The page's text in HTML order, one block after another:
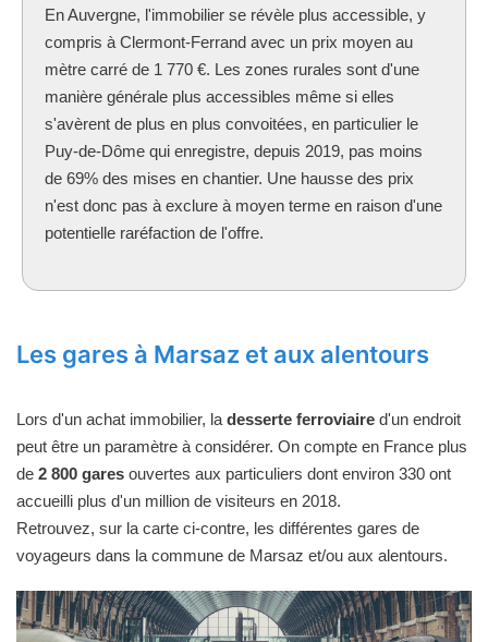
En Auvergne, l'immobilier se révèle plus accessible, y
compris à Clermont-Ferrand avec un prix moyen au
mètre carré de 1 770 €. Les zones rurales sont d'une
manière générale plus accessibles même si elles
s'avèrent de plus en plus convoitées, en particulier le
Puy-de-Dôme qui enregistre, depuis 2019, pas moins
de 69% des mises en chantier. Une hausse des prix
n'est donc pas à exclure à moyen terme en raison d'une
potentielle raréfaction de l'offre.
Les gares à Marsaz et aux alentours
Lors d'un achat immobilier, la desserte ferroviaire d'un endroit
peut être un paramètre à considérer. On compte en France plus
de 2 800 gares ouvertes aux particuliers dont environ 330 ont
accueilli plus d'un million de visiteurs en 2018.
Retrouvez, sur la carte ci-contre, les différentes gares de
voyageurs dans la commune de Marsaz et/ou aux alentours.